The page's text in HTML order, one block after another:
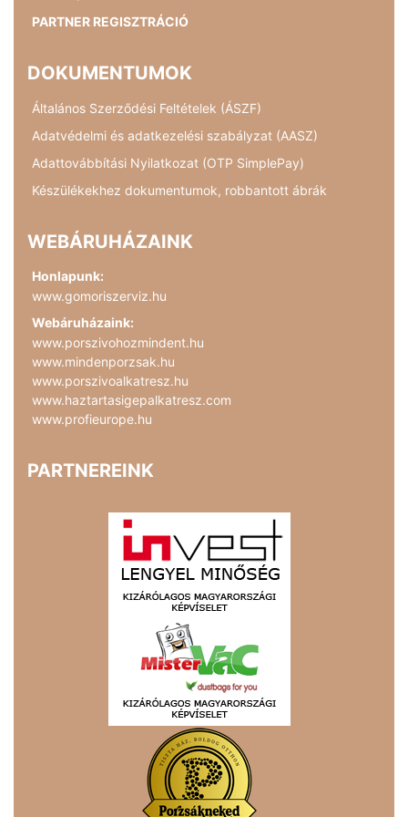
PARTNER REGISZTRÁCIÓ
DOKUMENTUMOK
Általános Szerződési Feltételek (ÁSZF)
Adatvédelmi és adatkezelési szabályzat (AASZ)
Adattovábbítási Nyilatkozat (OTP SimplePay)
Készülékekhez dokumentumok, robbantott ábrák
WEBÁRUHÁZAINK
Honlapunk:
www.gomoriszerviz.hu
Webáruházaink:
www.porszivohozmindent.hu
www.mindenporzsak.hu
www.porszivoalkatresz.hu
www.haztartasigepalkatresz.com
www.profieurope.hu
PARTNEREINK